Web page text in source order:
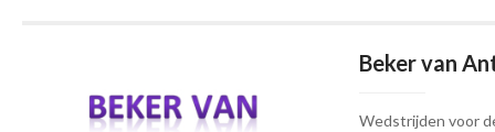
Beker van
Wedstrijden voor